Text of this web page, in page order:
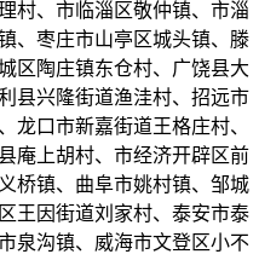
村、市临淄区敬仲镇、市淄
、枣庄市山亭区城头镇、滕
区陶庄镇东仓村、广饶县大
县兴隆街道渔洼村、招远市
龙口市新嘉街道王格庄村、
庵上胡村、市经济开辟区前
桥镇、曲阜市姚村镇、邹城
王因街道刘家村、泰安市泰
泉沟镇、威海市文登区小不